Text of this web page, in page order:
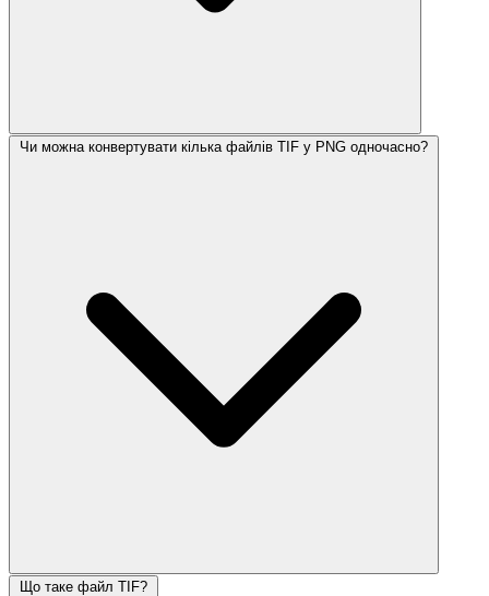
Чи можна конвертувати кілька файлів TIF у PNG одночасно?
Що таке файл TIF?